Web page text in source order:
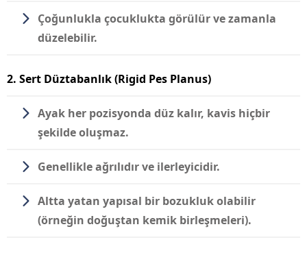
Çoğunlukla çocuklukta görülür ve zamanla
düzelebilir.
2. Sert Düztabanlık (Rigid Pes Planus)
Ayak her pozisyonda düz kalır, kavis hiçbir
şekilde oluşmaz.
Genellikle ağrılıdır ve ilerleyicidir.
Altta yatan yapısal bir bozukluk olabilir
(örneğin doğuştan kemik birleşmeleri).